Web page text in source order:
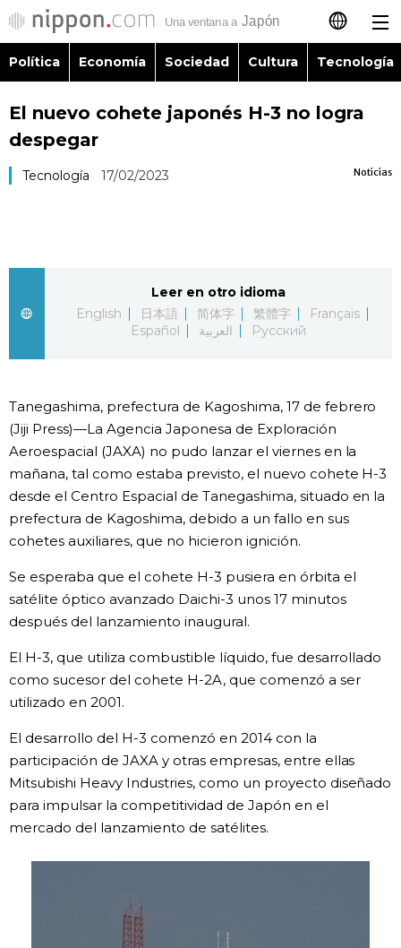
日本語
English
العربية
Русский
Política
Sociedad
Cultura
Vida
Guía de Japón
Vídeos e imágenes
En profundidad
Más
Noticias
Datos de Japón
Fragmentos de Japón
Gente
official SNS
Política Economía Sociedad Cultura Tecnología
El nuevo cohete japonés H-3 no logra
despegar
Noticias
Tecnología 17/02/2023
Leer en otro idioma
English
日本語 简体字 繁體字
Français
Español
العربية Русский
Tanegashima, prefectura de Kagoshima, 17 de febrero
(Jiji Press)—La Agencia Japonesa de Exploración
Aeroespacial (JAXA) no pudo lanzar el viernes en la
mañana, tal como estaba previsto, el nuevo cohete H-3
desde el Centro Espacial de Tanegashima, situado en la
prefectura de Kagoshima, debido a un fallo en sus
cohetes auxiliares, que no hicieron ignición.
Se esperaba que el cohete H-3 pusiera en órbita el
satélite óptico avanzado Daichi-3 unos 17 minutos
después del lanzamiento inaugural.
El H-3, que utiliza combustible líquido, fue desarrollado
como sucesor del cohete H-2A, que comenzó a ser
utilizado en 2001.
El desarrollo del H-3 comenzó en 2014 con la
participación de JAXA y otras empresas, entre ellas
Mitsubishi Heavy Industries, como un proyecto diseñado
para impulsar la competitividad de Japón en el
mercado del lanzamiento de satélites.